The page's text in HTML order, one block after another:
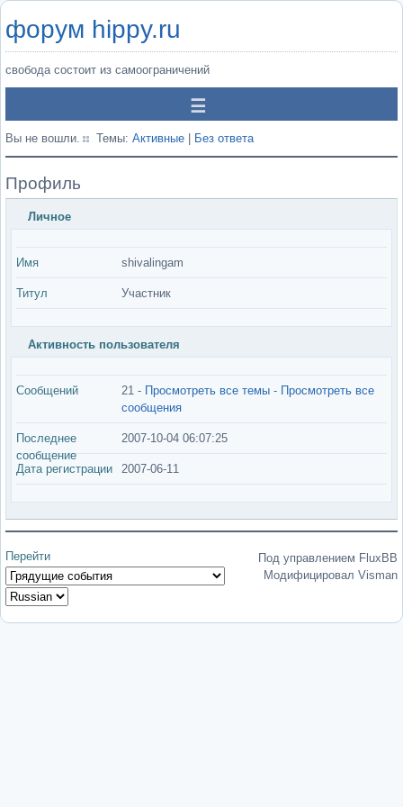
форум hippy.ru
свобода состоит из самоограничений
Вы не вошли. Темы: Активные Без ответа
Профиль
Личное
Имя shivalingam
Титул Участник
Активность пользователя
Сообщений 21 - Просмотреть все темы - Просмотреть все
сообщения
Последнее
сообщение
2007-10-04 06:07:25
Дата регистрации 2007-06-11
Перейти
Под управлением FluxBB
Модифицировал Visman